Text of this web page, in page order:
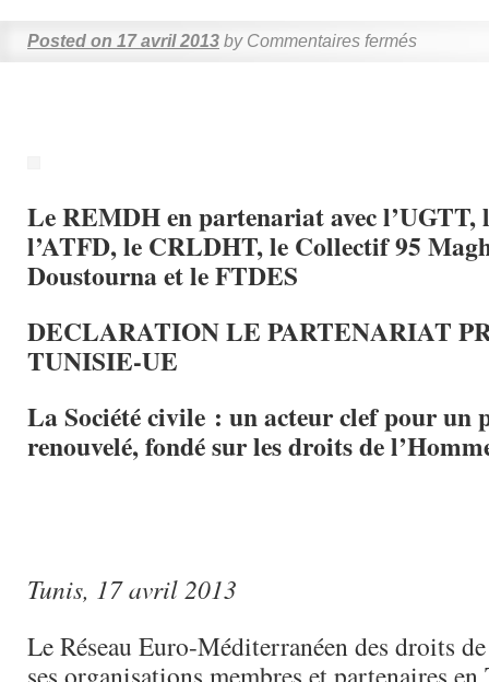
Posted on 17 avril 2013 by Commentaires fermés
Le REMDH en partenariat avec
l’ATFD, le CRLDHT, le Collectif 95
Doustourna et le FTDES
DECLARATION LE PARTENARIAT
TUNISIE-UE
La Société civile : un acteur clef pour un
renouvelé, fondé sur les droits de
Tunis, 17 avril 2013
Le Réseau Euro-Méditerranéen des droits